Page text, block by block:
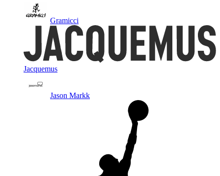
Gramicci
Jacquemus
Jason Markk